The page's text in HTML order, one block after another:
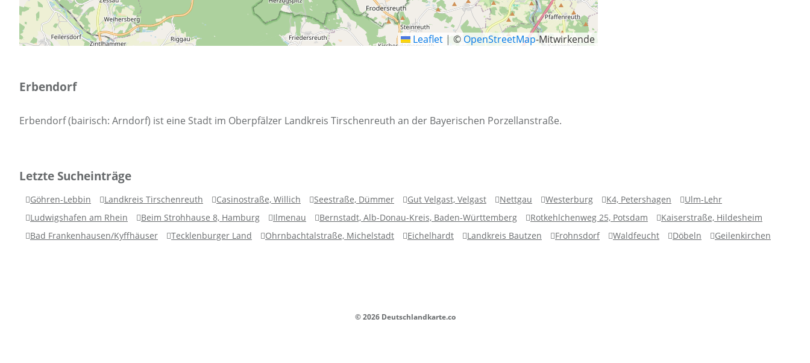
Leaflet | © OpenStreetMap-Mitwirkende
Erbendorf
Erbendorf (bairisch: Arndorf) ist eine Stadt im Oberpfälzer Landkreis Tirschenreuth an der Bayerischen Porzellanstraße.
Letzte Sucheinträge
Göhren-Lebbin Landkreis Tirschenreuth Casinostraße, Willich Seestraße, Dümmer Gut Velgast, Velgast Nettgau Westerburg K4, Petershagen
Ulm-Lehr
Ludwigshafen am Rhein
Beim Strohhause 8, Hamburg Ilmenau Bernstadt, Alb-Donau-Kreis, Baden-Württemberg Rotkehlchenweg 25, Potsdam
Kaiserstraße, Hildesheim
Bad Frankenhausen/Kyffhäuser
Tecklenburger Land Ohrnbachtalstraße, Michelstadt Eichelhardt Landkreis Bautzen Frohnsdorf Waldfeucht Döbeln Geilenkirchen
© 2026 Deutschlandkarte.co